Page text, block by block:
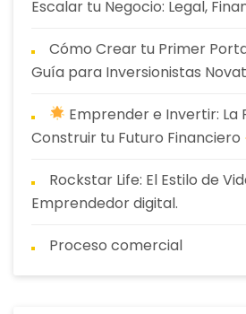
Escalar tu Negocio: Legal,
Cómo Crear tu Primer
Guía para Inversionistas
Emprender e Invertir: La
Construir tu Futuro Financiero
Rockstar Life: El Estilo de
Emprendedor digital.
Proceso comercial